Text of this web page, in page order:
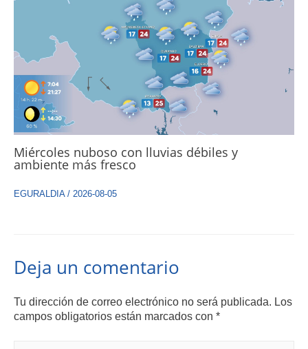
Miércoles nuboso con lluvias débiles y
ambiente más fresco
EGURALDIA/ 2026-08-05
Deja un comentario
Tu dirección de correo electrónico no será publicada. Los
campos obligatorios están marcados con *